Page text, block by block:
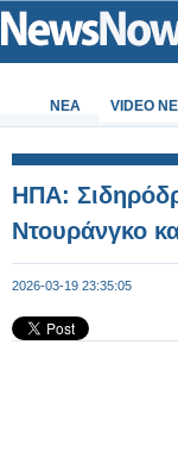
ΝΕΑ VIDEO
ΗΠΑ:
Ντουράνγκο
2026-03-19 23:35:05